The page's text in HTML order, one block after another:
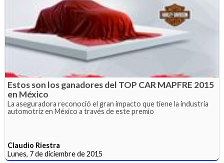
Estos son los ganadores del TOP CAR MAPFRE 2015
en México
La aseguradora reconoció el gran impacto que tiene la industria
automotriz en México a través de este premio
Claudio Riestra
Lunes, 7 de diciembre de 2015